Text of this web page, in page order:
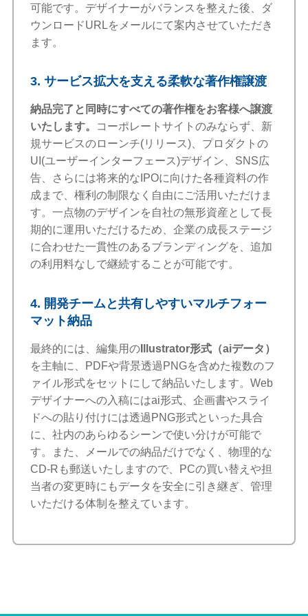
可能です。デザイナーがバランスを整えた後、ダ
ウンロードURLをメールにて案内させていただき
ます。
3. サービス拡大を支える柔軟な著作権譲渡
納品完了と同時にすべての著作権をお客様へ譲渡
いたします。
コーポレートサイトのみならず、新
規サービスのローンチ(リリース)、プロダクトの
UI(ユーザーインターフェース)デザイン、SNS広
告、さらには将来的なIPOに向けた各種資料の作
成まで、権利の制限なく自由にご活用いただけま
す。一点物のデザインを自社の無形資産として長
期的に運用いただけるため、企業の成長ステージ
に合わせた一貫性のあるブランディングを、追加
の利用料なしで継続することが可能です。
4. 開発チームと共有しやすいマルチフォー
マット納品
最終的には、編集用の Illustrator形式（aiデータ）
を主軸に、PDFや背景透過PNGを含めた複数のフ
ァイル形式をセットにして納品いたします。Web
デザイナーへの入稿にはai形式、企画書やスライ
ドへの貼り付けには透過PNG形式といった具合
に、社内のあらゆるシーンで使い分けが可能で
す。また、メールでの納品だけでなく、物理的な
CD-Rも郵送いたしますので、PCの買い替えや担
当者の変更時にもデータを安全に引き継ぎ、管理
いただける体制を整えています。